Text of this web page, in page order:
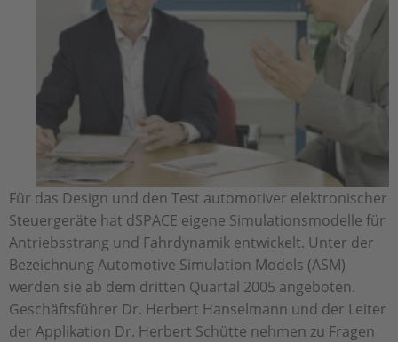
Für das Design und den Test automotiver elektronischer
Steuergeräte hat dSPACE eigene Simulationsmodelle für
Antriebsstrang und Fahrdynamik entwickelt. Unter der
Bezeichnung Automotive Simulation Models (ASM)
werden sie ab dem dritten Quartal 2005 angeboten.
Geschäftsführer Dr. Herbert Hanselmann und der Leiter
der Applikation Dr. Herbert Schütte nehmen zu Fragen